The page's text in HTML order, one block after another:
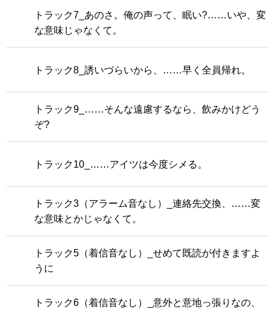
トラック7_あのさ。俺の声って、眠い?……いや、変
な意味じゃなくて。
トラック8_誘いづらいから、……早く全員帰れ。
トラック9_……そんな遠慮するなら、飲みかけどう
ぞ?
トラック10_……アイツは今度シメる。
トラック3（アラーム音なし）_連絡先交換、……変
な意味とかじゃなくて。
トラック5（着信音なし）_せめて既読が付きますよ
うに
トラック6（着信音なし）_意外と意地っ張りなの、